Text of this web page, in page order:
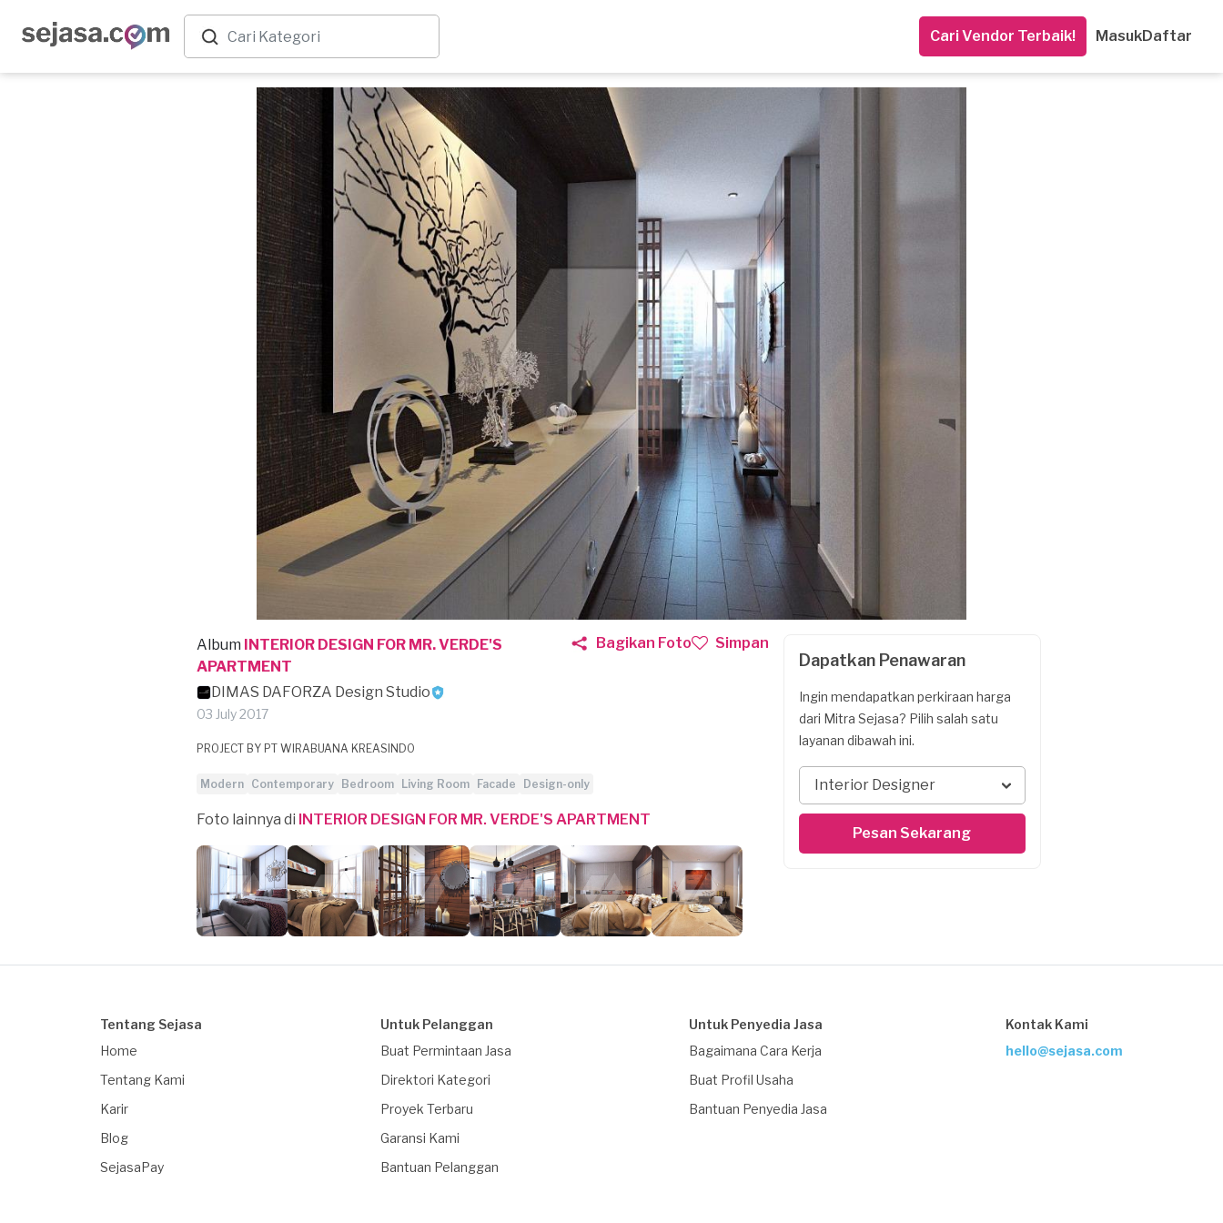
Cari Vendor Terbaik! MasukDaftar
Album INTERIOR DESIGN FOR MR. VERDE'S
APARTMENT
DIMAS DAFORZA Design Studio
03 July 2017
Bagikan Foto Simpan
PROJECT BY PT WIRABUANA KREASINDO
Modern Contemporary Bedroom Living Room Facade Design-only
Foto lainnya di INTERIOR DESIGN FOR MR. VERDE'S APARTMENT
Dapatkan Penawaran
Ingin mendapatkan perkiraan harga
dari Mitra Sejasa? Pilih salah satu
layanan dibawah ini.
Interior Designer
Pesan Sekarang
Tentang Sejasa
Home
Tentang Kami
Karir
Blog
SejasaPay
Untuk Pelanggan
Buat Permintaan Jasa
Direktori Kategori
Proyek Terbaru
Garansi Kami
Bantuan Pelanggan
Untuk Penyedia Jasa
Bagaimana Cara Kerja
Buat Profil Usaha
Bantuan Penyedia Jasa
Kontak Kami
hello@sejasa.com